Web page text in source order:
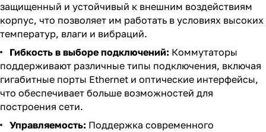
защищенный и устойчивый к внешним воздействиям
корпус, что позволяет им работать в условиях высоких
температур, влаги и вибраций.
Гибкость в выборе подключений: Коммутаторы
поддерживают различные типы подключения, включая
гигабитные порты Ethernet и оптические интерфейсы,
что обеспечивает больше возможностей для
построения сети.
Управляемость: Поддержка современного